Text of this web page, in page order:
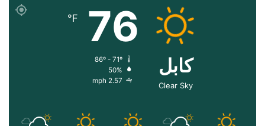
کابل
Clear Sky
76
℉
50%
2.57 mph